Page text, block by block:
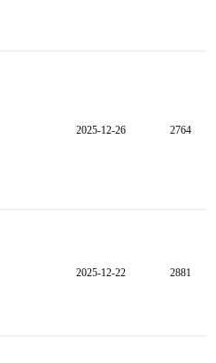
2025-12-26 2764
2025-12-22 2881